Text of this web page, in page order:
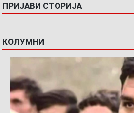
ПРИЈАВИ СТОРИЈА
КОЛУМНИ